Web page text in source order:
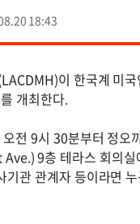
18:43
이 한국계 미
개최한다.
전 9시 30분부터 정오
9층 테라스 회의실
기관 관계자 등이라면